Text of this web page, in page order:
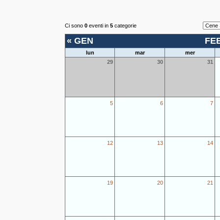
Ci sono 0 eventi in 5 categorie
« GEN
lun mar
mer
29
30 31
5 6 7
12 13 14
19 20 21